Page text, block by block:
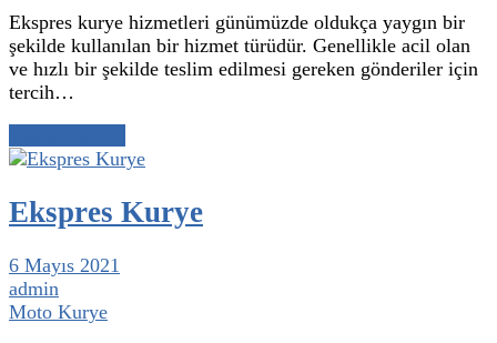
Ekspres kurye hizmetleri günümüzde oldukça yaygın bir
şekilde kullanılan bir hizmet türüdür. Genellikle acil olan
ve hızlı bir şekilde teslim edilmesi gereken gönderiler için
tercih…
Ekspres Kurye
6 Mayıs 2021
admin
Moto Kurye